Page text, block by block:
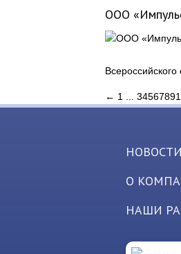
ООО
← 1 3456789
НОВОСТИ
О
НАШИ